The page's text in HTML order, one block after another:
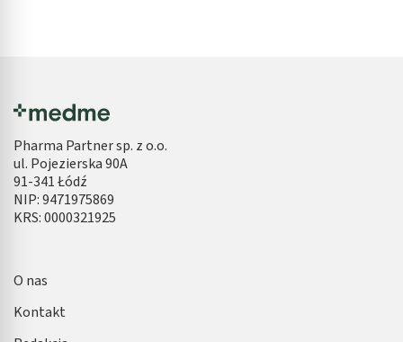
Pharma Partner sp. z o.o.
ul. Pojezierska 90A
91-341 Łódź
NIP: 9471975869
KRS: 0000321925
O nas
Kontakt